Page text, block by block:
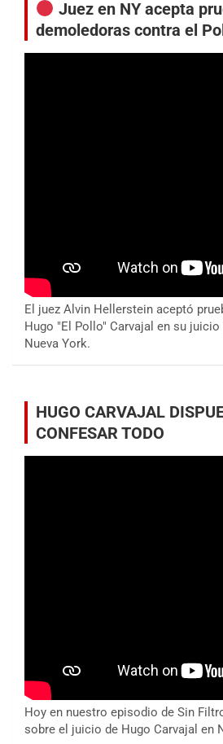
Juez en NY acepta
demoledoras contra el
El juez Alvin Hellerstein aceptó
Hugo "El Pollo" Carvajal en su
Nueva York.
HUGO CARVAJAL
CONFESAR TODO
Hoy en nuestro episodio de Sin
sobre el juicio de Hugo Carvajal en